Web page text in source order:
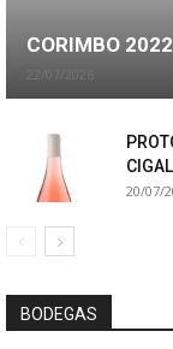
CORIMBO
22/07/2026
20/07/
BODEGAS